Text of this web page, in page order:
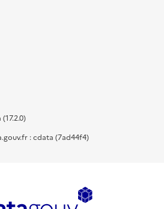
: cdata (7ad44f4)